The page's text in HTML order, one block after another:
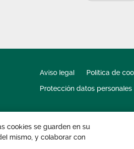
Aviso legal Política de
Protección datos personales
reservados.
cookies se guarden en su
mismo, y colaborar con